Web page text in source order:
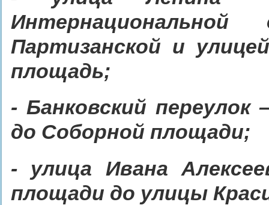
Партизанской и
площадь;
- Банковский
до Соборной площади;
- улица Ивана
площади до улицы